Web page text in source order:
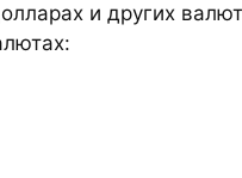
и других